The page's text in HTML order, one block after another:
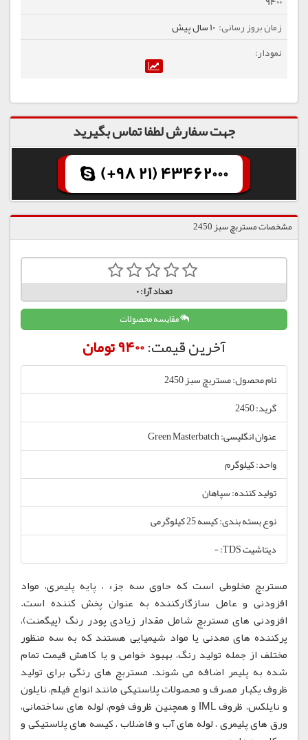
10 سال پیش
جهت سفارش لطفا تماس بگیرید
(+98 21) 43462000
مشخصات مستربچ سبز 2450
تعداد آرا:0
مقایسه محصولات
آخرین قیمت:9400 تومان
نام محصول: مستربچ سبز 2450
گرید: 2450
عنوان انگلیسی: Green Masterbatch
واحد: کیلوگرم
تولید کننده: سپاهان
نوع بسته بندی: کیسه 25 کیلوگرمی
دیتاشیت TDS: -
مستربچ مخلوطی است که حاوی سه جزء ، پایه پلیمری، مواد
افزودنی و عامل سازگارکننده به عنوان پخش کننده است.
افزودنی های مستربچ شامل مقدار زیادی پودر رنگ (پیگمنت)،
پرکننده های معدنی یا مواد شیمیایی هستند که به سه منظور
مختلف از جمله تولید رنگ، بهبود خواص و یا کاهش قیمت تمام
شده به پلیمر اضافه می شوند. مستربچ های رنگی برای تولید
ظروف یکبار مصرف و محصولات پلاستیکی مانند انواع فیلم، نایلون
و نایلکس، ظروف IML و همچنین ظروف فوم، لوله های ساختمانی،
ورق های پلیمری ، لوله های آب و فاضلاب ، کیسه های پلاستیکی و